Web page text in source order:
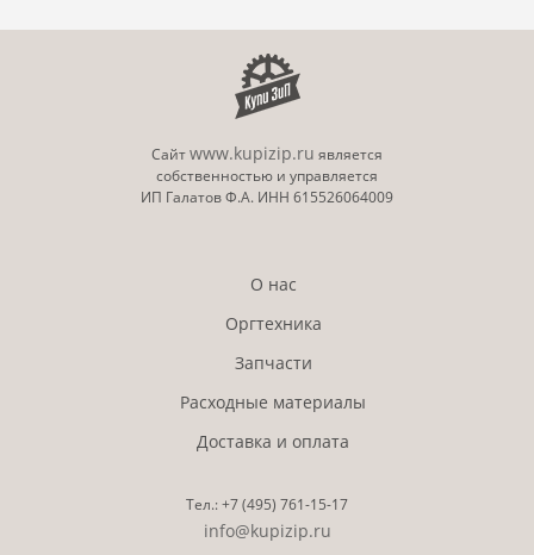
: 1203PZ8NL0
: Кассета для бумаги PF-5130 для
TASKalfa 306ci/356ci/406ci, 2*500 л., только с
PF-5120, PF-5130
: 54 592.13 руб.
TASKalfa 306ci/356ci/406ci, А4 2000 л., только с
PF-5120, PF-5140
: 88 666.62 руб.
Сайтwww.kupizip.ru является
собственностью и управляется
ИП Галатов Ф.А. ИНН 615526064009
О нас
Оргтехника
Запчасти
Расходные материалы
Доставка и оплата
Тел.:+7 (495) 761-15-17
info@kupizip.ru